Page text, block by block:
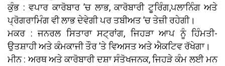
ਕੁੰਭ : ਵਪਾਰ ਕਾਰੋਬਾਰ ’ਚ ਲਾਭ, ਕਾਰੋਬਾਰੀ ਟੂਰਿੰਗ,ਪਲਾਨਿੰਗ ਅਤੇ
ਪ੍ਰੋਗਰਾਮਿੰਗ ਵੀ ਲਾਭ ਦੇਵੇਗੀ ਪਰ ਤਬੀਅਤ ’ਚ ਤੇਜ਼ੀ ਰਹੇਗੀ।
ਮਕਰ : ਜਨਰਲ ਸਿਤਾਰਾ ਸਟ੍ਰਾਂਗ, ਜਿਹੜਾ ਆਪ ਨੂੰ ਹਿੰਮਤੀ-
ਉਤਸ਼ਾਹੀ ਅਤੇ ਕੰਮਕਾਜੀ ਤੌਰ ’ਤੇ ਵਿਅਸਤ ਅਤੇ ਐਕਟਿਵ ਰੱਖੇਗਾ।
ਮੀਨ : ਅਰਥ ਅਤੇ ਕਾਰੋਬਾਰੀ ਦਸ਼ਾ ਸੰਤੋਖਜਨਕ, ਜਿਹੜੇ ਕੰਮ ਲਈ ਮਨ